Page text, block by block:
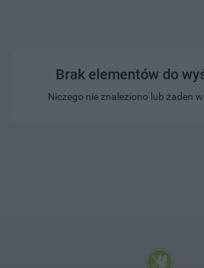
Brak elementów do
Niczego nie znaleziono lub żaden